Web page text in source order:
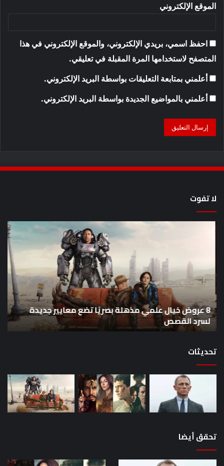
الموقع الإلكتروني
احفظ اسمي، بريدي الإلكتروني، والموقع الإلكتروني في هذا
المتصفح لاستخدامها المرة المقبلة في تعليقي.
أعلمني بمتابعة التعليقات بواسطة البريد الإلكتروني.
أعلمني بالمواضيع الجديدة بواسطة البريد الإلكتروني.
لا تفوت
8
مذهلة
بصريًا
تضع
معايير
جديدة
لسرد
القصص
8 عروض خيال علمي مذهلة بصريًا تضع معايير جديدة
لسرد القصص
تحديثات
تحقق أيضا